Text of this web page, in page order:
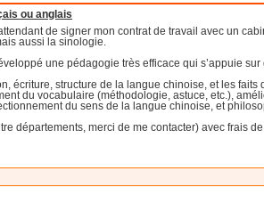
ou anglais
de signer mon contrat de travail avec un
aussi la sinologie.
une pédagogie très efficace qui s’appuie
écriture, structure de la langue chinoise, et les faits
du vocabulaire (méthodologie, astuce, etc.),
du sens de la langue chinoise, et
départements, merci de me contacter) avec frais